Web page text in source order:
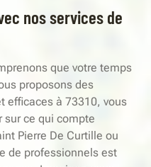
nos services de
que votre temps
proposons des
efficaces à 73310, vous
sur ce qui compte
Pierre De Curtille ou
de professionnels est